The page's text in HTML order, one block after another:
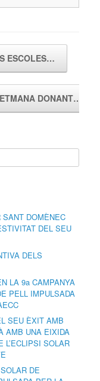
ESCOLES…
DONANT…
DOMÈNEC
DEL SEU
DELS
LA 9a CAMPANYA
PELL IMPULSADA
SEU ÈXIT AMB
AMB UNA EIXIDA
L’ECLIPSI SOLAR
DE